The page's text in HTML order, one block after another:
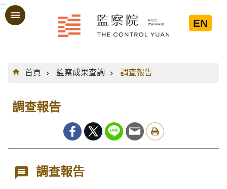
跳到主要內容區塊
:::
EN
:::
首頁
監察成果查詢 調查報告
調查報告
調查報告